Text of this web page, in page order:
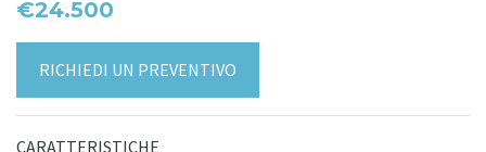
€24.500
RICHIEDI UN PREVENTIVO
CARATTERISTICHE